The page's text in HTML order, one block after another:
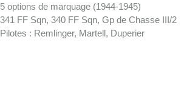
5 options de marquage (1944-1945)
341 FF Sqn, 340 FF Sqn, Gp de Chasse III/2
Pilotes : Remlinger, Martell, Duperier